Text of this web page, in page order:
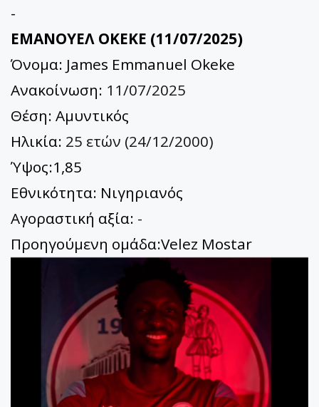
-
ΕΜΑΝΟΥΕΛ ΟΚΕΚΕ (11/07/2025)
Όνομα: James Emmanuel Okeke
Ανακοίνωση: 11/07/2025
Θέση: Αμυντικός
Ηλικία: 25 ετών (24/12/2000)
Ύψος:1,85
Εθνικότητα: Νιγηριανός
Αγοραστική αξία: -
Προηγούμενη ομάδα:Velez Mostar